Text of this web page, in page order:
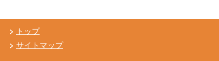
トップ
サイトマップ